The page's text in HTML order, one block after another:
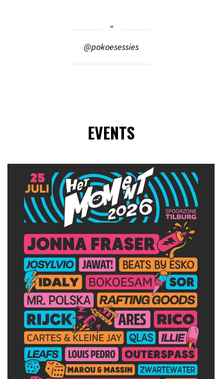
@pokoesessies
EVENTS